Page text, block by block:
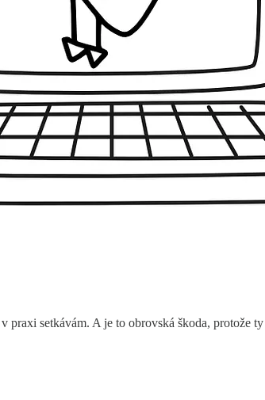
praxi setkávám. A je to obrovská škoda,